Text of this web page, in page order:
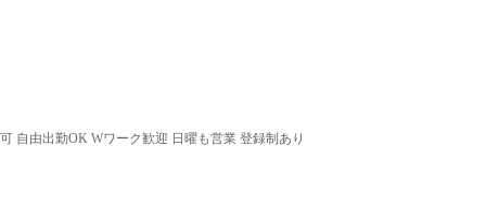
自由出勤OK Wワーク歓迎 日曜も営業 登録制あり